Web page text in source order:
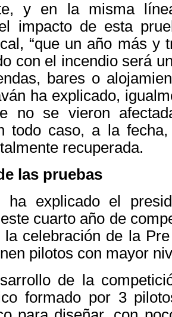
y en la misma
impacto de esta
“que un año más y
con el incendio será
bares o
ha explicado,
no se vieron
todo caso, a la
recuperada.
las pruebas
ha explicado el
cuarto año de
la celebración de la
pilotos con mayor
de la
formado por 3